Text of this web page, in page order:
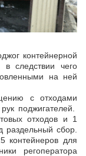
контейнерной
следствии чего
на ней
с отходами
поджигателей.
отходов и 1
раздельный сбор.
контейнеров для
регоператора